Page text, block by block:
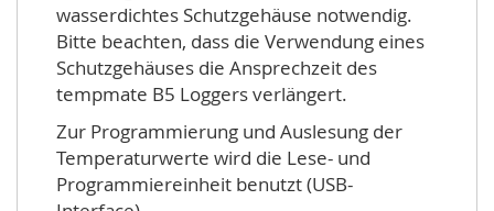
wasserdichtes Schutzgehäuse notwendig.
Bitte beachten, dass die Verwendung eines
Schutzgehäuses die Ansprechzeit des
tempmate B5 Loggers verlängert.
Zur Programmierung und Auslesung der
Temperaturwerte wird die Lese- und
Programmiereinheit benutzt (USB-